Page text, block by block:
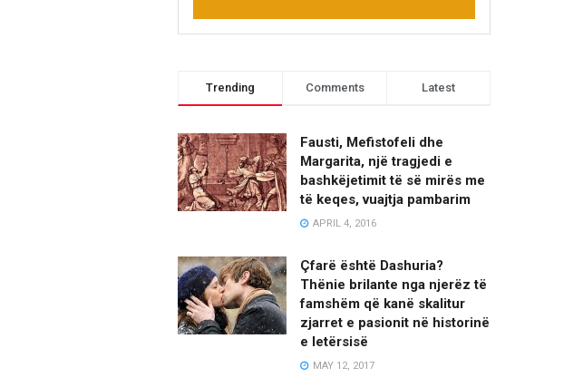
Trending Comments Latest
Fausti, Mefistofeli dhe
Margarita, një tragjedi e
bashkëjetimit të së mirës me
të keqes, vuajtja pambarim
APRIL 4, 2016
Çfarë është Dashuria?
Thënie brilante nga njerëz të
famshëm që kanë skalitur
zjarret e pasionit në historinë
e letërsisë
MAY 12, 2017